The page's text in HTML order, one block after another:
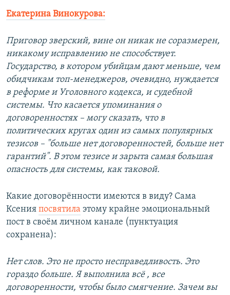
Екатерина Винокурова:
Приговор зверский, вине он никак не соразмерен,
никакому исправлению не способствует.
Государство, в котором убийцам дают меньше, чем
обидчикам топ-менеджеров, очевидно, нуждается
в реформе и Уголовного кодекса, и судебной
системы. Что касается упоминания о
договоренностях – могу сказать, что в
политических кругах один из самых популярных
тезисов – "больше нет договоренностей, больше нет
гарантий". В этом тезисе и зарыта самая большая
опасность для системы, как таковой.
Какие договорённости имеются в виду? Сама
Ксения посвятила этому крайне эмоциональный
пост в своём личном канале (пунктуация
сохранена):
Нет слов. Это не просто несправедливость. Это
гораздо больше. Я выполнила всё , все
договоренности, чтобы было смягчение. Зачем вы